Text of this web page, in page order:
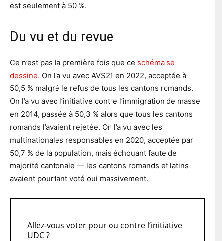
est seulement à 50 %.
Du vu et du revue
Ce n’est pas la première fois que ce schéma se
dessine. On l’a vu avec AVS21 en 2022, acceptée à
50,5 % malgré le refus de tous les cantons romands.
On l’a vu avec l’initiative contre l’immigration de masse
en 2014, passée à 50,3 % alors que tous les cantons
romands l’avaient rejetée. On l’a vu avec les
multinationales responsables en 2020, acceptée par
50,7 % de la population, mais échouant faute de
majorité cantonale — les cantons romands et latins
avaient pourtant voté oui massivement.
Allez-vous voter pour ou contre l’initiative
UDC ?